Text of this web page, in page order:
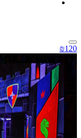
₪120